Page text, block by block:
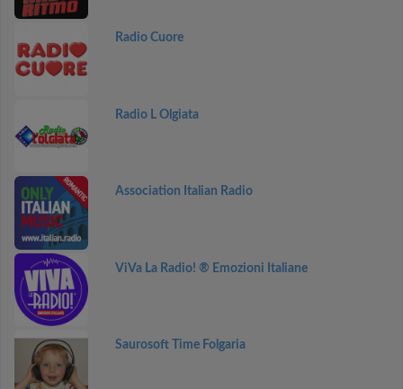
Radio Cuore
Radio L Olgiata
Association Italian Radio
ViVa La Radio! ® Emozioni Italiane
Saurosoft Time Folgaria